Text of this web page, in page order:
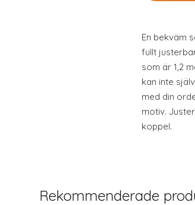
En bekväm
fullt
som är 1,2
kan inte
med din
motiv.
koppel.
Rekommenderade